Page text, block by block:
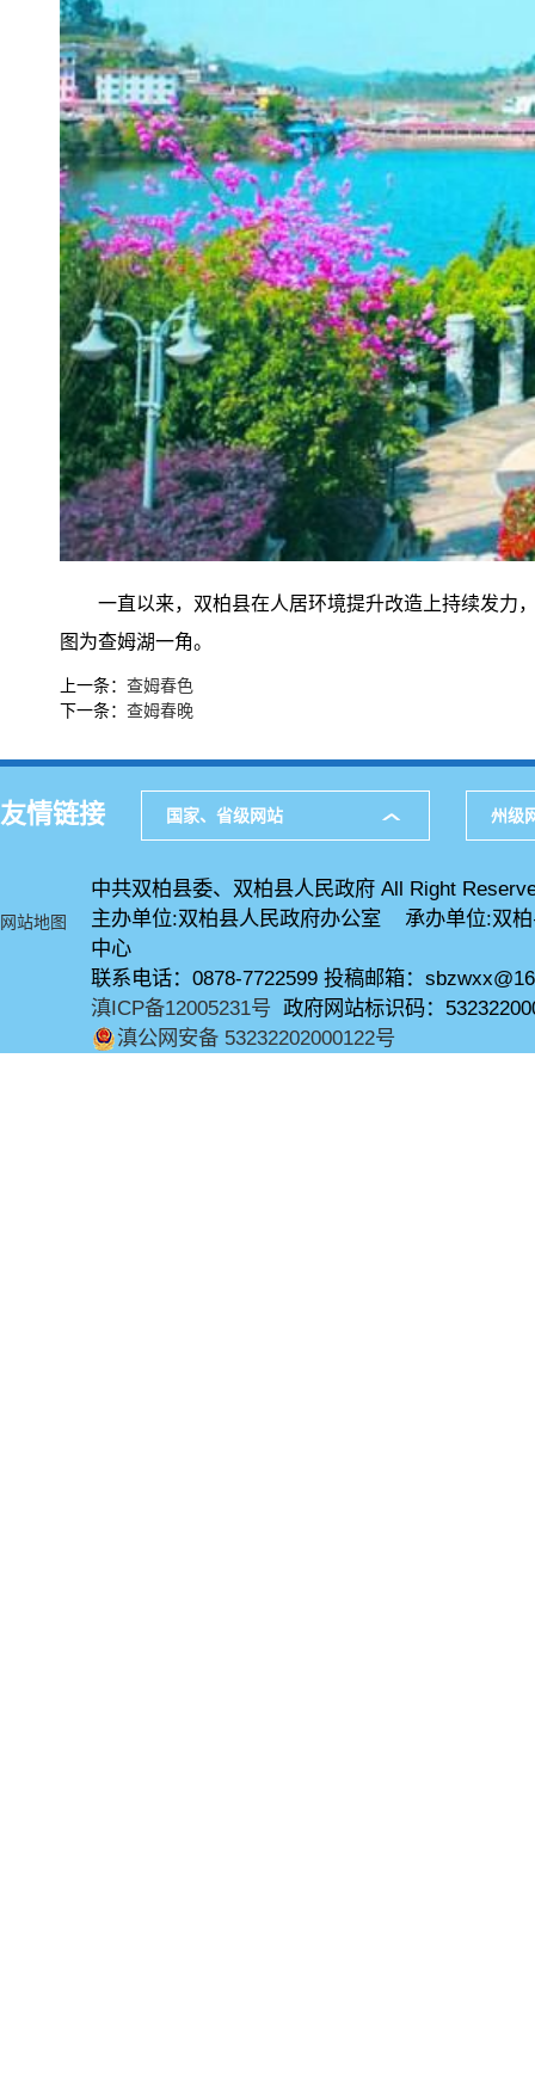
一直以来，双柏县在人居环境提升改造上持续发力
图为查姆湖一角。
上一条： 查姆春色
下一条： 查姆春晚
友情链接 国家、省级网站 州级
网站地图
中共双柏县委、双柏县人民政府 All Right
主办单位:双柏县人民政府办公室 承办单位:双
中心
联系电话：0878-7722599 投稿邮箱：
滇ICP备12005231号 政府网站标识码：
滇公网安备 53232202000122号